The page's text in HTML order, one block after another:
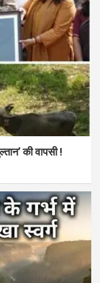
की वापसी !